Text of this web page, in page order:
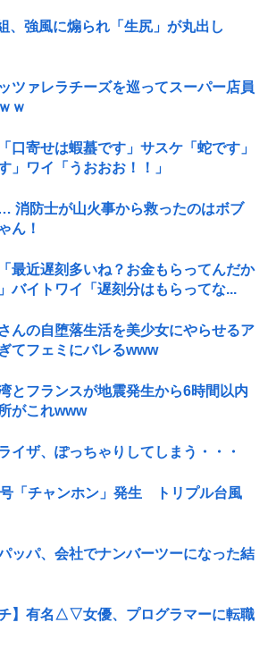
、強風に煽られ「生尻」が丸出し
ツァレラチーズを巡ってスーパー店員
ｗ
口寄せは蝦蟇です」サスケ「蛇です」
」ワイ「うおおお！！」
消防士が山火事から救ったのはボブ
ん！
最近遅刻多いね？お金もらってんだか
バイトワイ「遅刻分はもらってな...
んの自堕落生活を美少女にやらせるア
てフェミにバレるwww
とフランスが地震発生から6時間以内
がこれwww
イザ、ぽっちゃりしてしまう・・・
号「チャンホン」発生 トリプル台風
ッパ、会社でナンバーツーになった結
チ】有名△▽女優、プログラマーに転職